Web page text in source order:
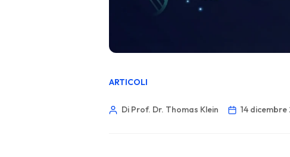
ARTICOLI
Di Prof. Dr. Thomas Klein 14 dicembre